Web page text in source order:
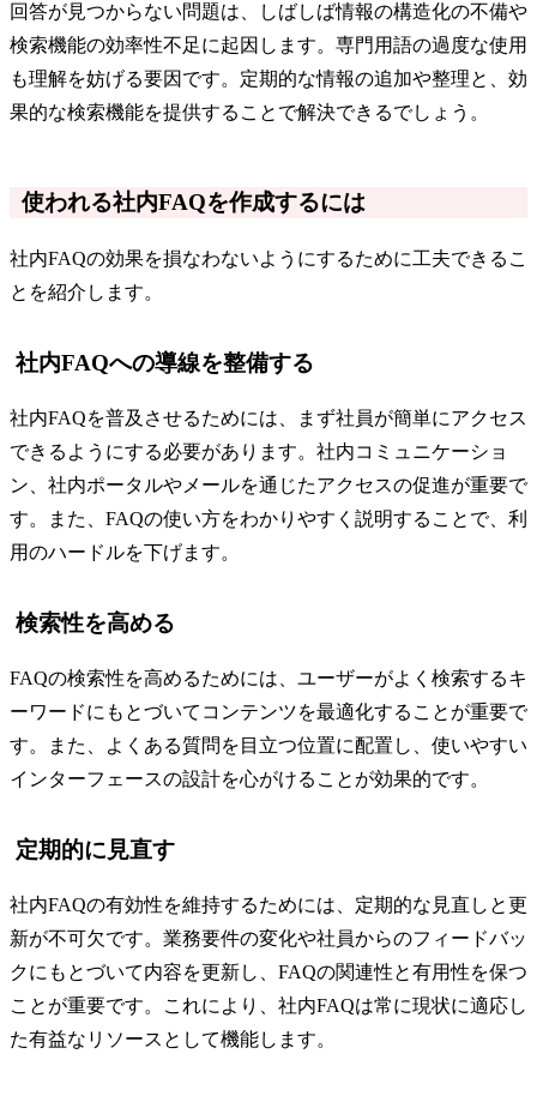
回答が見つからない問題は、しばしば情報の構造化の不備や
検索機能の効率性不足に起因します。専門用語の過度な使用
も理解を妨げる要因です。定期的な情報の追加や整理と、効
果的な検索機能を提供することで解決できるでしょう。
使われる社内FAQを作成するには
社内FAQの効果を損なわないようにするために工夫できるこ
とを紹介します。
社内FAQへの導線を整備する
社内FAQを普及させるためには、まず社員が簡単にアクセス
できるようにする必要があります。社内コミュニケーショ
ン、社内ポータルやメールを通じたアクセスの促進が重要で
す。また、FAQの使い方をわかりやすく説明することで、利
用のハードルを下げます。
検索性を高める
FAQの検索性を高めるためには、ユーザーがよく検索するキ
ーワードにもとづいてコンテンツを最適化することが重要で
す。また、よくある質問を目立つ位置に配置し、使いやすい
インターフェースの設計を心がけることが効果的です。
定期的に見直す
社内FAQの有効性を維持するためには、定期的な見直しと更
新が不可欠です。業務要件の変化や社員からのフィードバッ
クにもとづいて内容を更新し、FAQの関連性と有用性を保つ
ことが重要です。これにより、社内FAQは常に現状に適応し
た有益なリソースとして機能します。